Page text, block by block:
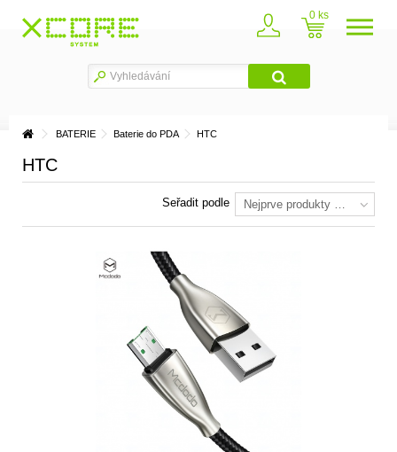
0
BATERIE Baterie do PDA HTC
HTC
Seřadit podle Nejprve produkty skladem